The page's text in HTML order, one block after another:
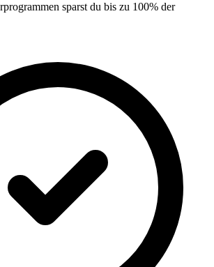
sparst du bis zu 100% der